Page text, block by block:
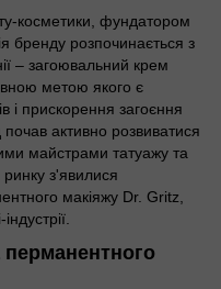
косметики, фундатором
бренду розпочинається з
– загоювальний крем
метою якого є
і прискорення загоєння
активно розвиватися
майстрами татуажу та
з'явилися
макіяжу Dr. Gritz,
перманентного